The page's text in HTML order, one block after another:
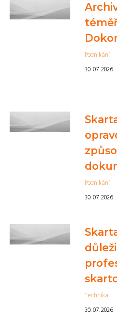
Podnikání
30. 07. 2026
Podnikání
30. 07. 2026
Technika
30. 07. 2026